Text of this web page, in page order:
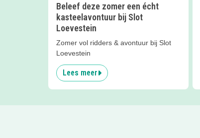
Beleef deze zomer een écht
kasteelavontuur bij Slot
Loevestein
Zomer vol ridders & avontuur bij Slot
Loevestein
Lees meer